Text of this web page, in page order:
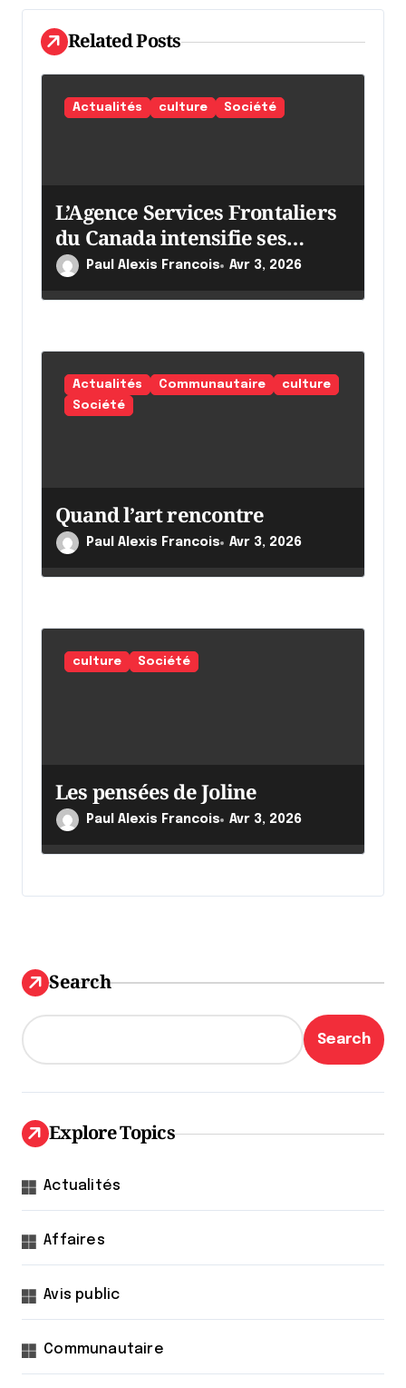
e
l
'
a
c
l
e
Related Posts
Actualités culture Société
L’Agence Services Frontaliers
du Canada intensifie ses
effortsPaul Alexis Francois Avr 3, 2026
Actualités Communautaire
culture
Société
Quand l’art rencontre
Paul Alexis Francois Avr 3, 2026
culture Société
Les pensées de Joline
Paul Alexis Francois Avr 3, 2026
Search
Search
Explore Topics
Actualités
Affaires
Avis public
Communautaire